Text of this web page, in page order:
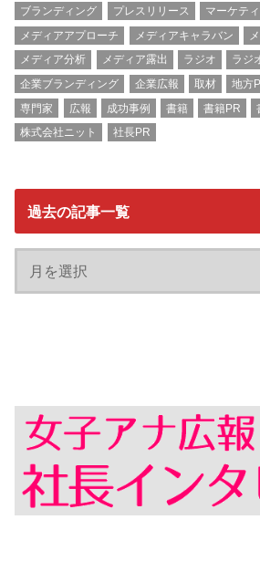
ブランディング
プレスリリース マーケテ
メディアアプローチ
メディアキャラバン
メディア分析
メディア露出 ラジオ ラジ
企業ブランディング
企業広報 取材 地方
専門家
広報 成功事例 書籍 書籍PR
株式会社ニット
社長PR
過去の記事一覧